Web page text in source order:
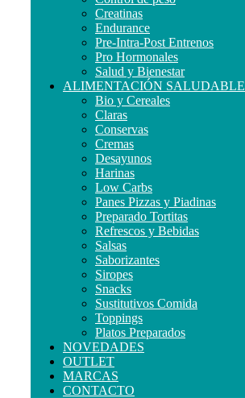
Creatinas
Endurance
Pre-Intra-Post Entrenos
Pro Hormonales
Salud y Bienestar
ALIMENTACIÓN SALUDABLE
Bio y Cereales
Claras
Conservas
Cremas
Desayunos
Harinas
Low Carbs
Panes Pizzas y Piadinas
Preparado Tortitas
Refrescos y Bebidas
Salsas
Saborizantes
Siropes
Snacks
Sustitutivos Comida
Toppings
Platos Preparados
NOVEDADES
OUTLET
MARCAS
CONTACTO